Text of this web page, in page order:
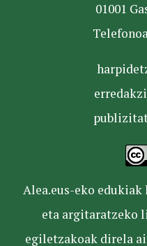
01001
Alea.eus-eko
eta argitaratzeko
egiletzakoak direla